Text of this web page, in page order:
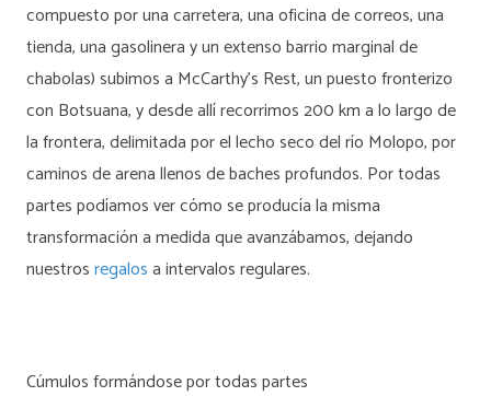
compuesto por una carretera, una oficina de correos, una
tienda, una gasolinera y un extenso barrio marginal de
chabolas) subimos a McCarthy's Rest, un puesto fronterizo
con Botsuana, y desde allí recorrimos 200 km a lo largo de
la frontera, delimitada por el lecho seco del río Molopo, por
caminos de arena llenos de baches profundos. Por todas
partes podíamos ver cómo se producía la misma
transformación a medida que avanzábamos, dejando
nuestrosregalosa intervalos regulares.
Cúmulos formándose por todas partes